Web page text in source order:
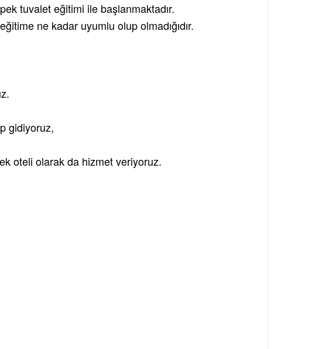
tuvalet eğitimi ile başlanmaktadır.
ne kadar uyumlu olup olmadığıdır.
gidiyoruz,
oteli olarak da hizmet veriyoruz.